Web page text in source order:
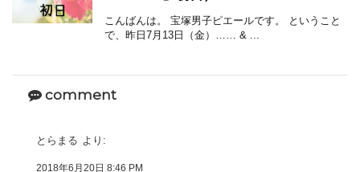
こんばんは。 宝塚男子ピエールです。 ということ
で、昨日7月13日（金）…… & ...
comment
とらまる より:
2018年6月20日 8:46 PM